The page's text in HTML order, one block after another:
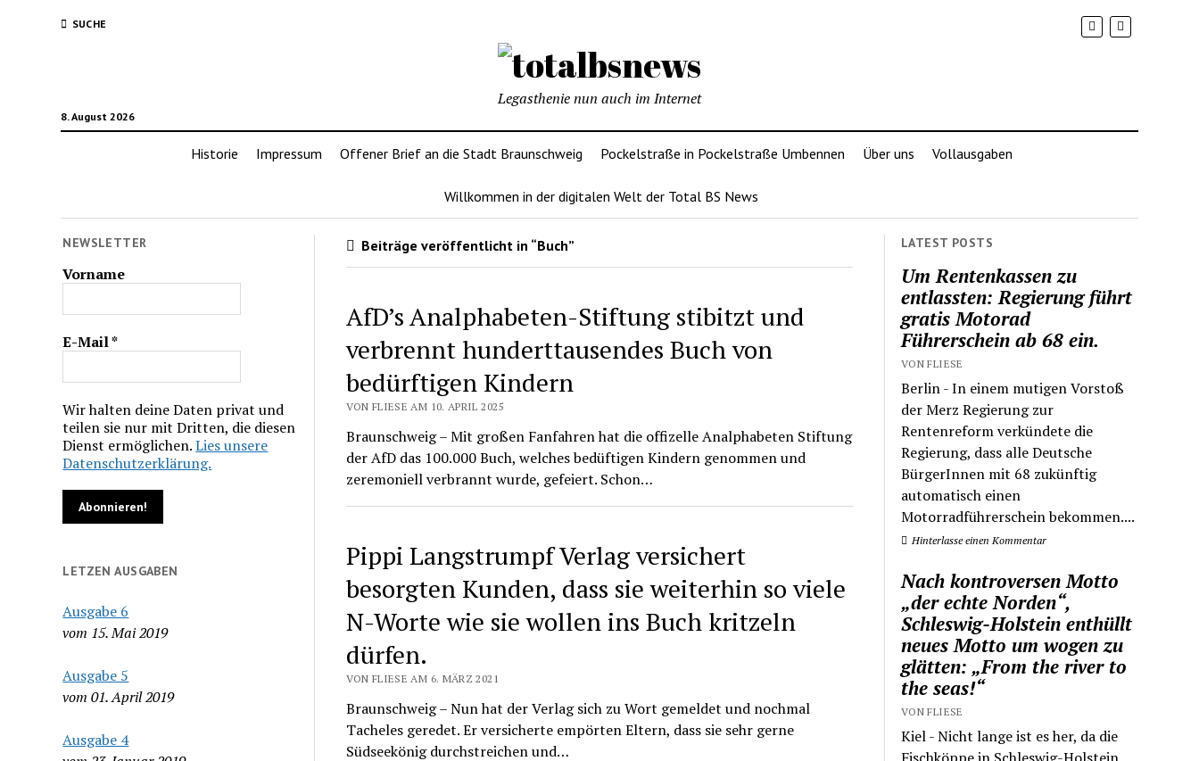
SUCHE
8. August 2026
Legasthenie nun auch im Internet
Historie Impressum Offener Brief an die Stadt Braunschweig Pockelstraße in Pockelstraße Umbennen Über uns Vollausgaben
Willkommen in der digitalen Welt der Total BS News
NEWSLETTER
Vorname
E-Mail*
Wir halten deine Daten privat und
teilen sie nur mit Dritten, die diesen
Dienst ermöglichen.Lies unsere
Datenschutzerklärung.
LETZEN AUSGABEN
Ausgabe 6
vom 15. Mai 2019
Ausgabe 5
vom 01. April 2019
Ausgabe 4
Beiträge veröffentlicht in “Buch”
AfD’s Analphabeten-Stiftung stibitzt und
verbrennt hunderttausendes Buch von
bedürftigen Kindern
VON FLIESE AM 10. APRIL 2025
Braunschweig – Mit großen Fanfahren hat die offizelle Analphabeten Stiftung
der AfD das 100.000 Buch, welches bedüftigen Kindern genommen und
zeremoniell verbrannt wurde, gefeiert. Schon…
Pippi Langstrumpf Verlag versichert
besorgten Kunden, dass sie weiterhin so viele
N-Worte wie sie wollen ins Buch kritzeln
dürfen.
VON FLIESE AM 6. MÄRZ 2021
Braunschweig – Nun hat der Verlag sich zu Wort gemeldet und nochmal
Tacheles geredet. Er versicherte empörten Eltern, dass sie sehr gerne
Südseekönig durchstreichen und…
LATEST POSTS
Um Rentenkassen zu
entlassten: Regierung führt
gratis Motorad
Führerschein ab 68 ein.
VON FLIESE
Berlin - In einem mutigen Vorstoß
der Merz Regierung zur
Rentenreform verkündete die
Regierung, dass alle Deutsche
BürgerInnen mit 68 zukünftig
automatisch einen
Motorradführerschein bekommen....
Hinterlasse einen Kommentar
Nach kontroversen Motto
„der echte Norden“,
Schleswig-Holstein enthüllt
neues Motto um wogen zu
glätten: „From the river to
the seas!“
VON FLIESE
Kiel - Nicht lange ist es her, da die